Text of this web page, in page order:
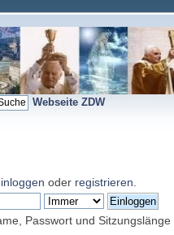
Webseite ZDW
oder registrieren
Passwort und Sitzungslänge